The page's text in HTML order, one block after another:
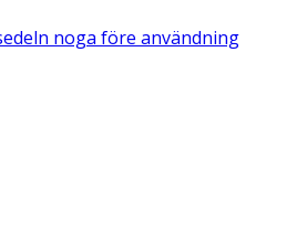
noga före användning